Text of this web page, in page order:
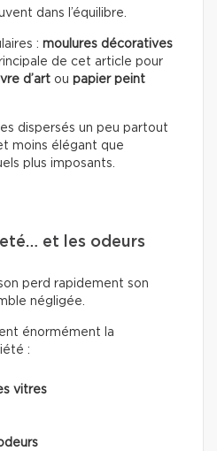
dans l’équilibre.
: moulures décoratives
de cet article pour
d’art ou papier peint
dispersés un peu partout
moins élégant que
plus imposants.
et les odeurs
perd rapidement son
négligée.
énormément la
:
vitres